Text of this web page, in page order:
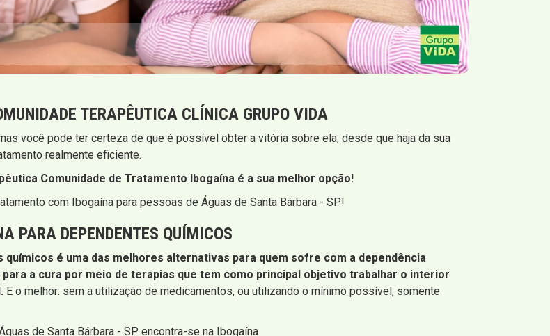
TERAPÊUTICA CLÍNICA GRUPO VIDA
você pode ter certeza de que é possível obter a vitória sobre ela, desde que haja da sua
realmente eficiente.
Comunidade de Tratamento Ibogaína é a sua melhor opção!
com Ibogaína para pessoas de Águas de Santa Bárbara - SP!
PARA DEPENDENTES QUÍMICOS
é uma das melhores alternativas para quem sofre com a dependência
a cura por meio de terapias que tem como principal objetivo trabalhar o interior
E o melhor: sem a utilização de medicamentos, ou utilizando o mínimo possível, somente
de Santa Bárbara - SP encontra-se na Ibogaína